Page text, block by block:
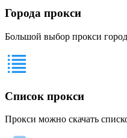
Города прокси
Большой выбор прокси
Список прокси
Прокси можно скачать